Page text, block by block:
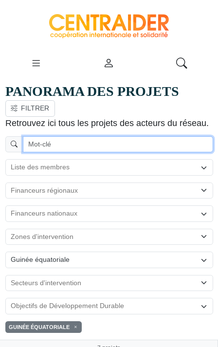
PANORAMA DES PROJETS
FILTRER
Retrouvez ici tous les projets des acteurs du réseau.
Guinée équatoriale
GUINÉE ÉQUATORIALE